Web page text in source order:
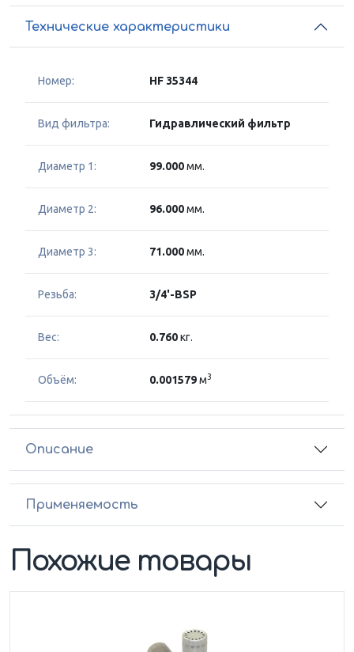
Технические характеристики
Номер: HF 35344
Вид фильтра: Гидравлический фильтр
Диаметр 1: 99.000мм.
Диаметр 2: 96.000мм.
Диаметр 3: 71.000мм.
Резьба: 3/4'-BSP
Вес: 0.760кг.
Объём: 0.001579м3
Описание
Применяемость
Похожие товары